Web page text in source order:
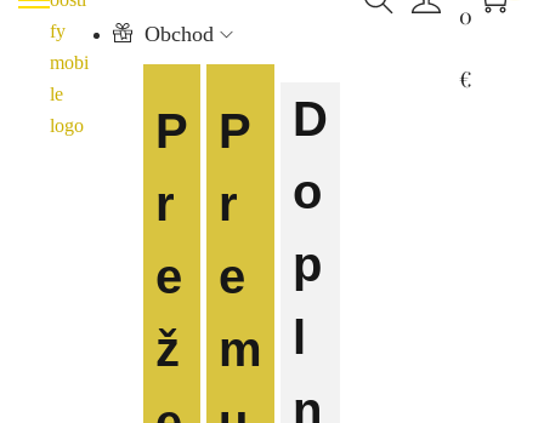
Obchod
P
r
e
ž
P
r
e
m
D
o
p
l
n
0
€